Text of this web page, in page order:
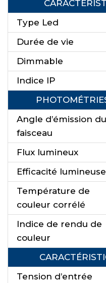
Type Led
Durée de vie
Dimmable
Indice IP
Angle d’émission du
faisceau
Flux lumineux
Efficacité lumineuse
Température de
couleur corrélé
Indice de rendu de
couleur
Tension d’entrée